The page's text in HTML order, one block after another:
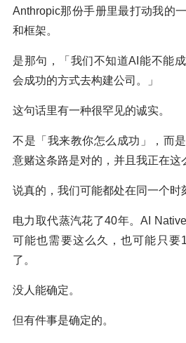
Anthropic那份手册里最打动我的
和框架。
是那句，「我们不知道AI能不能
会成功的方式去构建公司。」
这句话里有一种很罕见的诚实。
不是「我来教你怎么成功」，而
意赌这条路是对的，并且我正在这
说真的，我们可能都处在同一个时
电力取代蒸汽花了40年。AI
可能也需要这么久，也可能只要
了。
没人能确定。
但有件事是确定的。